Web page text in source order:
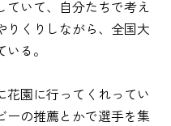
ていて、自分たちで考え
りくりしながら、全国大
る。
花園に行ってくれってい
ーの推薦とかで選手を集